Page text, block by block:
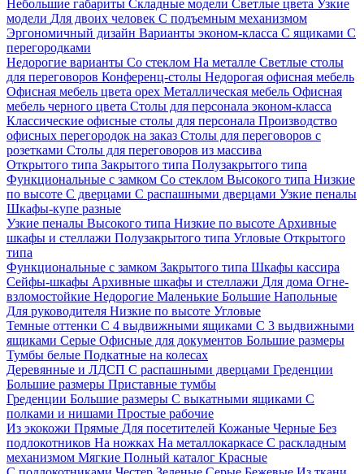
Небольшие габариты Складные модели Светлые цвета Узкие
модели Для двоих человек С подъемным механизмом
Эргономичный дизайн Варианты эконом-класса С ящиками С
перегородками
Недорогие варианты Со стеклом На металле Светлые столы
для переговоров Конференц-столы Недорогая офисная мебель
Офисная мебель цвета орех Металлическая мебель Офисная
мебель черного цвета Столы для персонала эконом-класса
Классические офисные столы для персонала Производство
офисных перегородок на заказ Столы для переговоров с
розетками Столы для переговоров из массива
Открытого типа Закрытого типа Полузакрытого типа
Функциональные с замком Со стеклом Высокого типа Низкие
по высоте С дверцами С распашными дверцами Узкие пеналы
Шкафы-купе разные
Узкие пеналы Высокого типа Низкие по высоте Архивные
шкафы и стеллажи Полузакрытого типа Угловые Открытого
типа
Функциональные с замком Закрытого типа Шкафы кассира
Сейфы-шкафы Архивные шкафы и стеллажи Для дома Огне-
взломостойкие Недорогие Маленькие Большие Напольные
Для руководителя Низкие по высоте Угловые
Темные оттенки С 4 выдвижными ящиками С 3 выдвижными
ящиками Серые Офисные для документов Большие размеры
Тумбы белые Подкатные на колесах
Деревянные и ЛДСП С распашными дверцами Греденции
Большие размеры Приставные тумбы
Греденции Большие размеры С выкатными ящиками С
полками и нишами Простые рабочие
Из экокожи Прямые Для посетителей Кожаные Черные Без
подлокотников На ножках На металлокаркасе С раскладным
механизмом Мягкие Полный каталог Красные